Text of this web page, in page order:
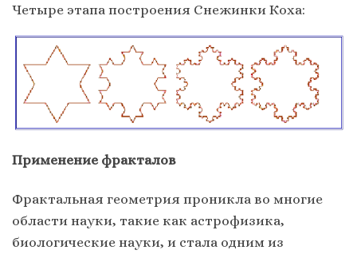
Четыре этапа построения Снежинки Коха:
Применение фракталов
Фрактальная геометрия проникла во многие
области науки, такие как астрофизика,
биологические науки, и стала одним из